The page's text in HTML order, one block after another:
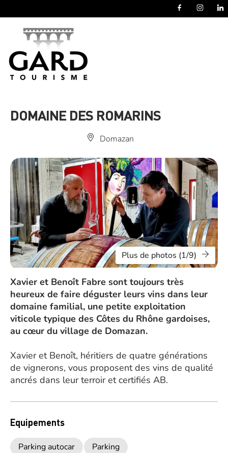
DOMAINE DES ROMARINS
Domazan
Plus de photos (1/9)
Xavier et Benoît Fabre sont toujours très
heureux de faire déguster leurs vins dans leur
domaine familial, une petite exploitation
viticole typique des Côtes du Rhône gardoises,
au cœur du village de Domazan.
Xavier et Benoît, héritiers de quatre générations
de vignerons, vous proposent des vins de qualité
ancrés dans leur terroir et certifiés AB.
Equipements
Parking autocar
Parking